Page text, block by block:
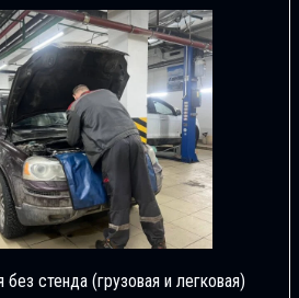
без стенда (грузовая и легковая)